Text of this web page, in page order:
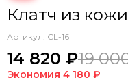
Клатч из
Артикул: CL-16
14 820 ₽19
Экономия 4 180 ₽